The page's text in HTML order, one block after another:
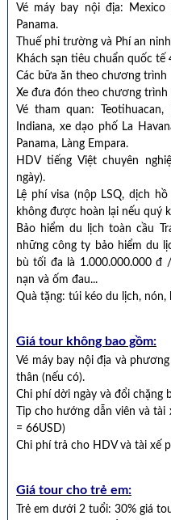
Vé máy bay nội địa:
Panama.
Thuế phi trường và Phí an
Khách sạn tiêu chuẩn quốc tế
Các bữa ăn theo chương trình
Xe đưa đón theo chương trình
Vé tham quan:
Indiana, xe dạo phố La
Panama, Làng Empara.
HDV tiếng Việt chuyên
ngày).
Lệ phí visa (nộp LSQ, dịch
không được hoàn lại nếu quý
Bảo hiểm du lịch toàn cầu
những công ty bảo hiểm du
bù tối đa là 1.000.000.000
nạn và ốm đau...
Quà tặng: túi kéo du lịch, nón,
Giá tour không bao gồm:
Vé máy bay nội địa và
thân (nếu có).
Chi phí dời ngày và đổi chặng
Tip cho hướng dẫn viên và
= 66USD)
Chi phí trả cho HDV và tài xế
Giá tour cho trẻ em:
Trẻ em dưới 2 tuổi: 30% giá